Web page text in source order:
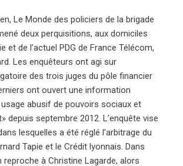
Le Monde des policiers de la brigade
deux perquisitions, aux domiciles
et de l’actuel PDG de France Télécom,
Les enquêteurs ont agi sur
des trois juges du pôle financier
ont ouvert une information
abusif de pouvoirs sociaux et
depuis septembre 2012. L’enquête vise
lesquelles a été réglé l’arbitrage du
Tapie et le Crédit lyonnais. Dans
à Christine Lagarde, alors